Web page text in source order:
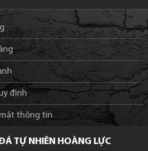
định
thông tin
TỰ NHIÊN HOÀNG LỰC